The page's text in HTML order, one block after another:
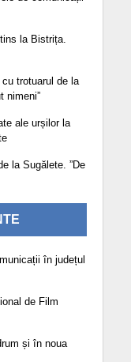
la Bistrița.
cu trotuarul de la
nimeni”
ale urșilor la
la Sugălete. ”De
în județul
de Film
și în noua